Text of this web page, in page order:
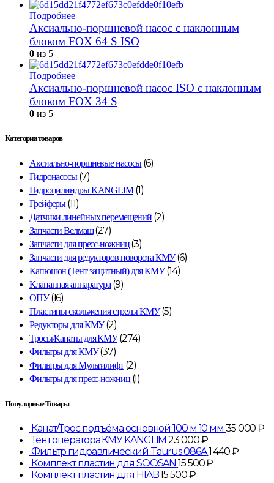
Подробнее
Аксиально-поршневой насос с наклонным
блоком FOX 64 S ISO
0 из 5
Подробнее
Аксиально-поршневой насос ISO с наклонным
блоком FOX 34 S
0 из 5
Категории товаров
Аксиально-поршневые насосы (6)
Гидронасосы (7)
Гидроцилиндры KANGLIM (1)
Грейферы (11)
Датчики линейных перемещений (2)
Запчасти Велмаш (27)
Запчасти для пресс-ножниц (3)
Запчасти для редукторов поворота КМУ (6)
Капюшон (Тент защитный) для КМУ (14)
Клапанная аппаратура (9)
ОПУ (16)
Пластины скольжения стрелы КМУ (5)
Редукторы для КМУ (2)
Тросы/Канаты для КМУ (274)
Фильтры для КМУ (37)
Фильтры для Мультилифт (2)
Фильтры для пресс-ножниц (1)
Популярные Товары
Канат/Трос подъёма основной 100 м 10 мм 35 000₽
Тент оператора КМУ KANGLIM 23 000₽
Фильтр гидравлический Taurus 086A1 440₽
Комплект пластин для SOOSAN 15 500₽
Комплект пластин для HIAB15 500₽